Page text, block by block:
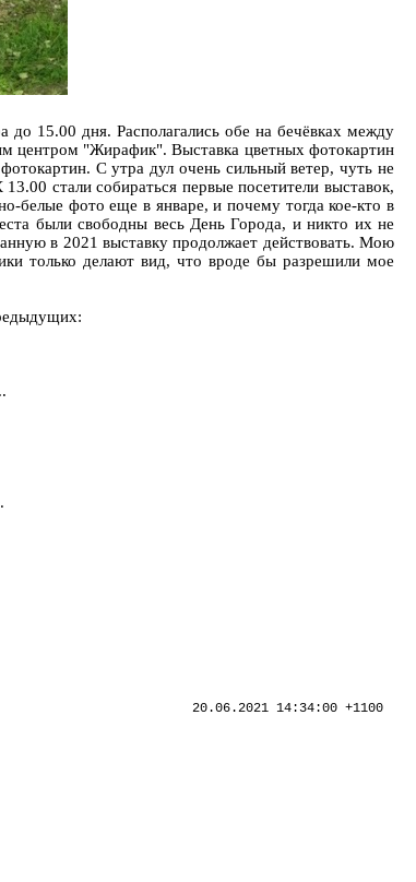
15.00 дня. Располагались обе на бечёвках между
центром "Жирафик". Выставка цветных фотокартин
С утра дул очень сильный ветер, чуть не
стали собираться первые посетители выставок,
белые фото еще в январе, и почему тогда кое-кто в
были свободны весь День Города, и никто их не
в 2021 выставку продолжает действовать. Мою
только делают вид, что вроде бы разрешили мое
20.06.2021 14:34:00 +1100